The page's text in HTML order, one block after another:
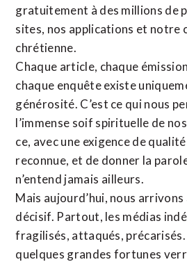
gratuitement à des millions de
sites, nos applications et notre
chrétienne.
Chaque article, chaque
chaque enquête existe
générosité. C’est ce qui nous
l’immense soif spirituelle de
ce, avec une exigence de
reconnue, et de donner la
n’entend jamais ailleurs.
Mais aujourd’hui, nous arrivons
décisif. Partout, les médias
fragilisés, attaqués,
quelques grandes fortunes